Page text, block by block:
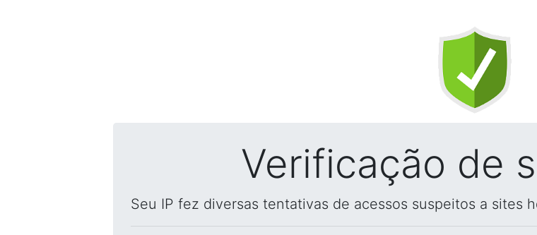
Verificação de
Seu IP fez diversas tentativas de acessos suspeitos a sites